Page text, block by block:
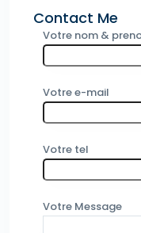
Contact Me
Votre nom &
Votre e-mail
Votre tel
Votre Message